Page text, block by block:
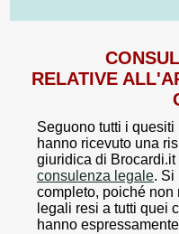
RELATIVE
Seguono tutti i
hanno ricevuto una
giuridica di Brocardi.it
consulenza legale. Si
completo, poiché
legali resi a tutti quei
hanno